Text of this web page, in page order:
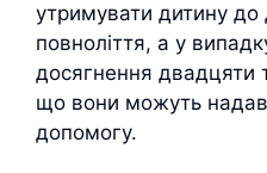
утримувати дитину
повноліття, а у
досягнення двадцяти
що вони можуть
допомогу.